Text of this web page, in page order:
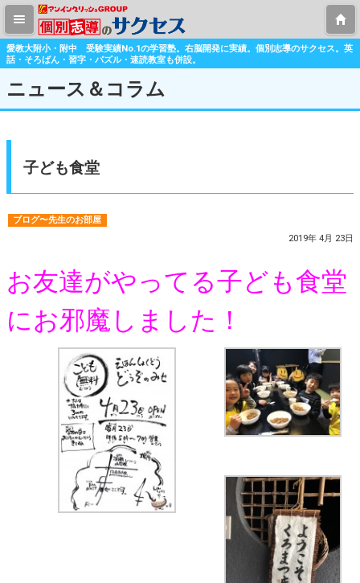
愛教大附小・附中 受験実績No.1の学習塾。右脳開発に実績。個別志導のサクセス。英
話・そろばん・習字・パズル・速読教室も併設。
ニュース＆コラム
子ども食堂
ブログ〜先生のお部屋
2019年 4月 23日
お友達がやってる子ども食堂
にお邪魔しました！